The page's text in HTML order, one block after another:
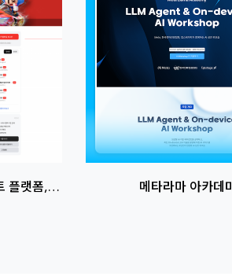
플랫폼, 온
메타라마 아카데미